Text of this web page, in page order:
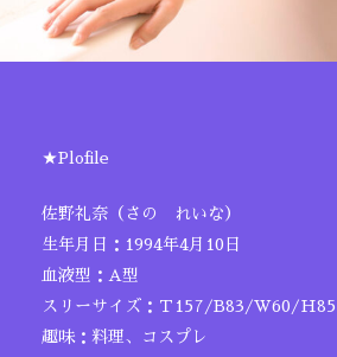
★Plofile
佐野礼奈（さの れいな）
生年月日：1994年4月10日
血液型：A型
スリーサイズ：Ｔ157/B83/W60/H85
趣味：料理、コスプレ